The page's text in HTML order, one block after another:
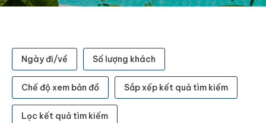
Ngày đi/về Số lượng khách
Chế độ xem bản đồ Sắp xếp kết quả tìm kiếm
Lọc kết quả tìm kiếm